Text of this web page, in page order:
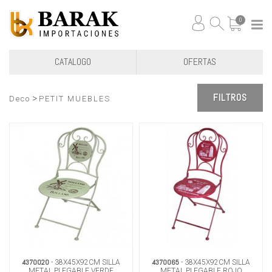
0
CATALOGO OFERTAS
Deco > PETIT MUEBLES FILTROS
4370020 - 38X45X92CM SILLA
4370065 - 38X45X92CM SILLA